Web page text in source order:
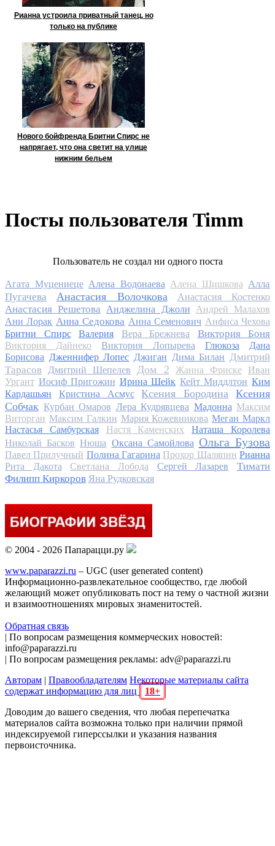
Рианна устроила приватный танец, но
только на публике
Нового бойфренда Бритни Спирс не
напрягает, что она светит на улице
нижним бельем
Посты пользователя Timm
Пользователь не создал ни одного поста
Агата Муцениеце Алена Водонаева Алена Шишкова Алла
Пугачева
Анастасия Волочкова Анастасия Костенко
Анастасия Решетова Анджелина Джоли
Андрей Малахов
Ани Лорак Анна Седокова Анна Семенович Анфиса Чехова
Бритни Спирс
Валерия Вера Брежнева Виктория Боня
Виктория Дайнеко Виктория Лопырева Глюкоза
Дана
Борисова Дженнифер Лопес Джиган Дима Билан Дмитрий
Тарасов
Дмитрий Шепелев Дом 2 Жанна Фриске
Иван
Ургант Иосиф Пригожин Ирина Шейк Кейт Миддлтон Ким
Кардашьян
Кристина Асмус Ксения Бородина
Ксения
Собчак Курбан Омаров Лера Кудрявцева Мадонна Максим
Виторган Максим Галкин Мария Кожевникова Меган Маркл
Настасья Самбурская
Настя Каменских
Наташа Королева
Николай Басков Нюша Оксана Самойлова Ольга Бузова
Павел Прилучный Полина Гагарина Прохор Шаляпин Рианна
Рита Дакота
Светлана Лобода Сергей Лазарев
Тимати
Филипп Киркоров Яна Рудковская
© 2004 - 2026 Папарацци.ру
www.paparazzi.ru – UGC (user generated content)
Информационно-развлекательное сообщество, где любой
желающий может опубликовать пост на тему о частной жизни
и взаимоотношениях мировых знаменитостей.
Обратная связь
| По вопросам размещения коммерческих новостей:
info@paparazzi.ru
| По вопросам размещения рекламы: adv@paparazzi.ru
Авторам | Правообладателям Некоторые материалы сайта
содержат информацию для лиц
18+
Доводим до вашего сведения, что любая перепечатка
материалов сайта возможна только при наличии прямой
индексируемой гиперссылки и указания названия
первоисточника.